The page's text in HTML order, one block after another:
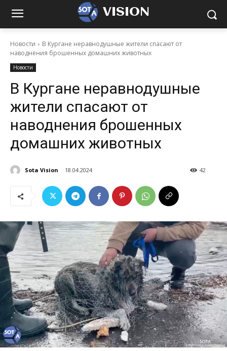
VISION
Новости
В Кургане неравнодушные жители спасают от
наводнения брошенных домашних животных
Новости
В Кургане неравнодушные
жители спасают от
наводнения брошенных
домашних животных
Sota Vision 18.04.2024 42